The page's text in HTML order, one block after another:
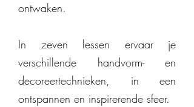
ontwaken.
In zeven lessen ervaar je
verschillende handvorm- en
decoreertechnieken, in een
ontspannen en inspirerende sfeer.